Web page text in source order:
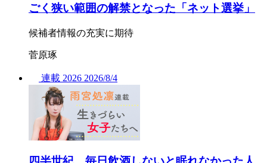
ごく狭い範囲の解禁となった「ネット選挙」
候補者情報の充実に期待
菅原琢
連載 2026 2026/8/4